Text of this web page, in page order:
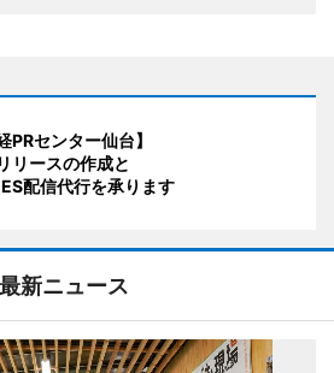
PRセンター仙台】
リースの作成と
配信代行を承ります
最新ニュース